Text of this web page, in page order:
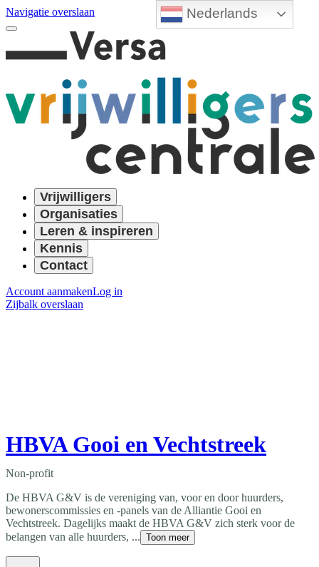
Nederlands
Navigatie overslaan
Vrijwilligers
Organisaties
Leren & inspireren
Kennis
Contact
Account aanmakenLog in
Zijbalk overslaan
HBVA Gooi en Vechtstreek
Non-profit
De HBVA G&V is de vereniging van, voor en door huurders,
bewonerscommissies en -panels van de Alliantie Gooi en
Vechtstreek. Dagelijks maakt de HBVA G&V zich sterk voor de
belangen van alle huurders, ... Toon meer